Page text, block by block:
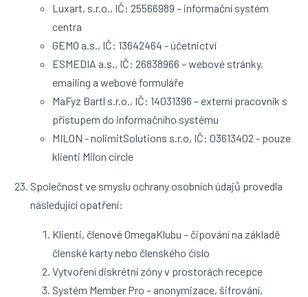
Luxart, s.r.o., IČ: 25566989 – informační systém
centra
GEMO a.s., IČ: 13642464 - účetnictví
ESMEDIA a.s., IČ: 26838966 – webové stránky,
emailing a webové formuláře
MaFyz Bartl s.r.o., IČ: 14031396 – externí pracovník s
přístupem do informačního systému
MILON - nolimitSolutions s.r.o, IČ: 03613402 - pouze
klienti Milon circle
Společnost ve smyslu ochrany osobních údajů provedla
následující opatření:
Klienti, členové OmegaKlubu – čipování na základě
členské karty nebo členského číslo
Vytvoření diskrétní zóny v prostorách recepce
Systém Member Pro – anonymizace, šifrování,